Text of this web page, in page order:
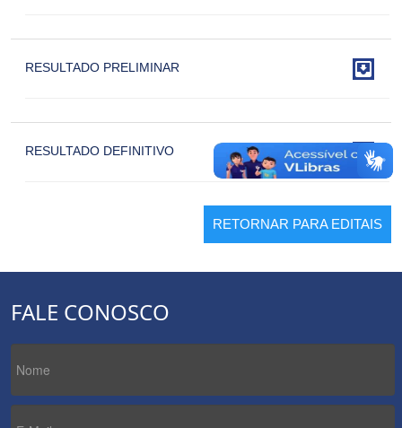
RESULTADO PRELIMINAR 
RESULTADO DEFINITIVO 
RETORNAR PARA EDITAIS
FALE CONOSCO